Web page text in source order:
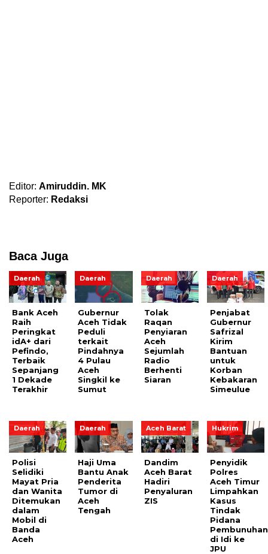
Editor: Amiruddin. MK
Reporter: Redaksi
Baca Juga
Daerah
Bank Aceh
Raih
Peringkat
idA+ dari
Pefindo,
Terbaik
Sepanjang
1 Dekade
Terakhir
Daerah
Gubernur
Aceh Tidak
Peduli
terkait
Pindahnya
4 Pulau
Aceh
Singkil ke
Sumut
Daerah
Tolak
Raqan
Penyiaran
Aceh
Sejumlah
Radio
Berhenti
Siaran
Daerah
Penjabat
Gubernur
Safrizal
Kirim
Bantuan
untuk
Korban
Kebakaran
Simeulue
Daerah
Polisi
Selidiki
Mayat Pria
dan Wanita
Ditemukan
dalam
Mobil di
Banda
Aceh
Daerah
Haji Uma
Bantu Anak
Penderita
Tumor di
Aceh
Tengah
Aceh Barat
Dandim
Aceh Barat
Hadiri
Penyaluran
ZIS
Hukrim
Penyidik
Polres
Aceh Timur
Limpahkan
Kasus
Tindak
Pidana
Pembunuhan
di Idi ke
JPU